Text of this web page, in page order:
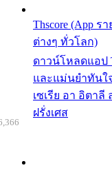
Thscore (App
ต่างๆ ทั่วโลก)
ดาวน์โหลดแอป
และแม่นยำทันใ
เซเรีย อา อิตาลี
ฝรั่งเศส